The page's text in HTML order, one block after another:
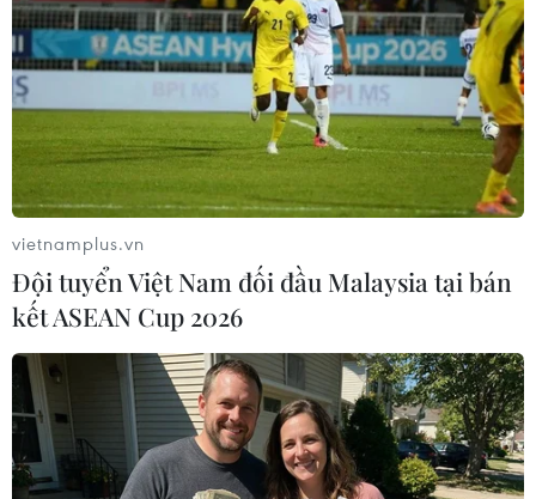
Ban tổ chức Thế vận hội Olympic Paris 2024 mong
muốn giảm 50% lượng khí thải carbon so với Thế vận
hội Mùa hè trước đó ở Rio de Janeiro (Brazil) năm 2016
và London (Anh) năm 2012.
vietnamplus.vn
Đội tuyển Việt Nam đối đầu Malaysia tại bán
kết ASEAN Cup 2026